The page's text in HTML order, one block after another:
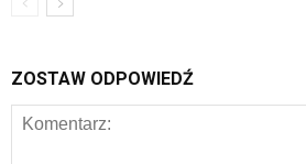
ZOSTAW ODPOWIEDŹ